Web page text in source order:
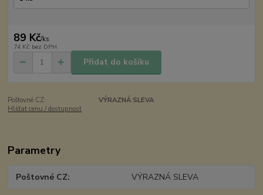
89 Kč/ks
74 Kč bez DPH
Přidat do košíku
Poštovné CZ:
VÝRAZNÁ SLEVA
Hlídat cenu / dostupnost
Parametry
Poštovné CZ VÝRAZNÁ SLEVA